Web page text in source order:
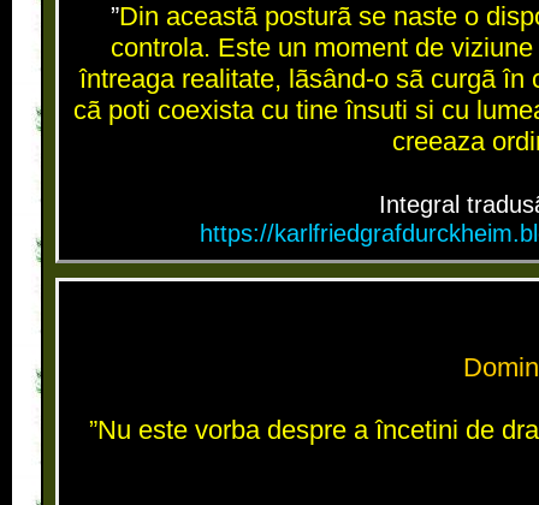
”Din aceastã posturã se naste o
controla. Este un moment de
întreaga realitate, lãsând-o sã curgã
cã poti coexista cu tine însuti si cu
creeaza
Integral
https://
”Nu este vorba despre a încetini de